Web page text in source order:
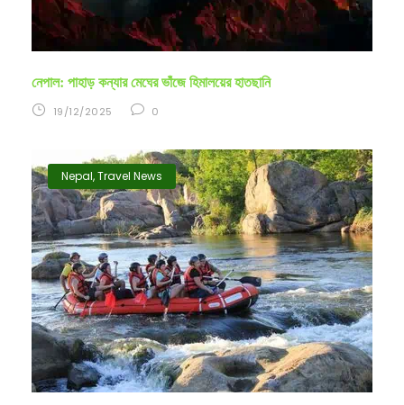
নেপাল: পাহাড় কন্যার মেঘের ভাঁজে হিমালয়ের হাতছানি
19/12/2025 0
Nepal,Travel News